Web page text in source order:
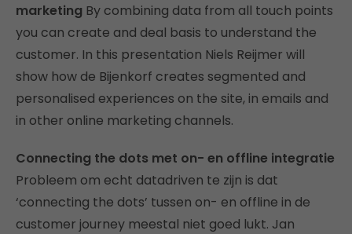
marketing By combining data from all touch points
you can create and deal basis to understand the
customer. In this presentation Niels Reijmer will
show how de Bijenkorf creates segmented and
personalised experiences on the site, in emails and
in other online marketing channels.
Connecting the dots met on- en offline integratie
Probleem om echt datadriven te zijn is dat
‘connecting the dots’ tussen on- en offline in de
customer journey meestal niet goed lukt. Jan